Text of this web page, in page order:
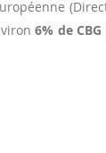
6% de CBG